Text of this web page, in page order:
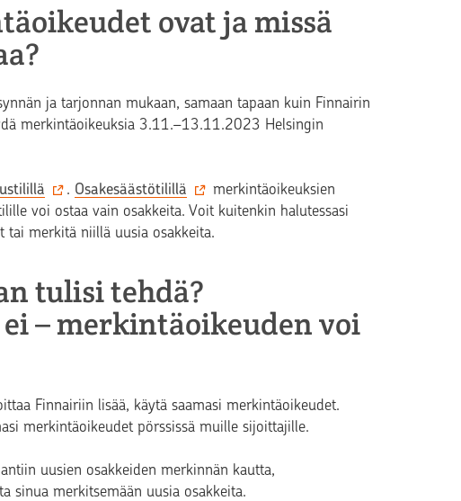
ovat ja missä
ja tarjonnan mukaan, samaan tapaan kuin Finnairin
merkintäoikeuksia3.11.–13.11.2023 Helsingin
. Osakesäästötilillä
merkintäoikeuksien
voi ostaa vain osakkeita. Voit kuitenkin halutessasi
tai merkitä niillä uusia osakkeita.
tulisi tehdä?
– merkintäoikeuden voi
Finnairiin lisää, käytä saamasi merkintäoikeudet.
merkintäoikeudet pörssissä muille sijoittajille.
uusien osakkeiden merkinnän kautta,
sinua merkitsemään uusia osakkeita.